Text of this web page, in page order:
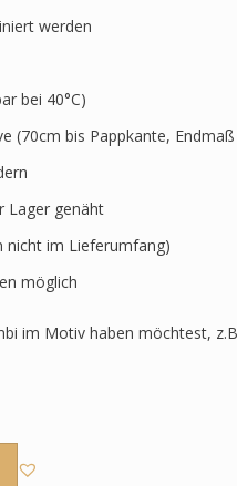
werden
bei 40°C)
(70cm bis Pappkante,
Lager genäht
nicht im Lieferumfang)
möglich
im Motiv haben möchtest,